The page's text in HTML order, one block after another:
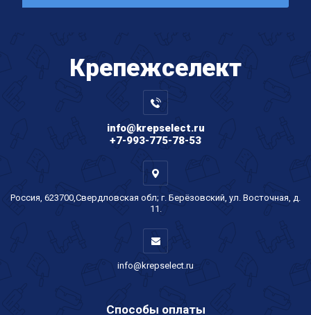
Крепежселект
info@krepselect.ru
+7-993-775-78-53
Россия, 623700,Свердловская обл; г. Берёзовский, ул. Восточная, д.
11.
info@krepselect.ru
Способы оплаты